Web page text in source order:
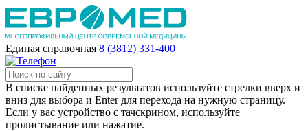
Единая справочная 8 (3812) 331-400
В списке найденных результатов используйте стрелки вверх и
вниз для выбора и Enter для перехода на нужную страницу.
Если у вас устройство с тачскрином, используйте
пролистывание или нажатие.